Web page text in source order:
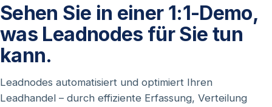
Sehen Sie in einer 1:1-Demo,
was Leadnodes für Sie tun
kann.
Leadnodes automatisiert und optimiert Ihren
Leadhandel – durch effiziente Erfassung, Verteilung